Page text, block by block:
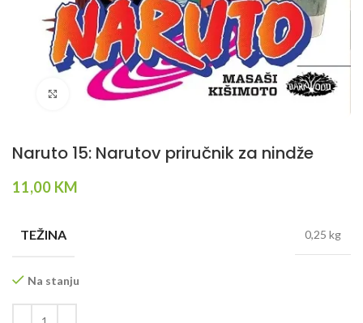
Klikni da povečaš
Naruto 15: Narutov priručnik za nindže
11,00 KM
TEŽINA 0,25 kg
Na stanju